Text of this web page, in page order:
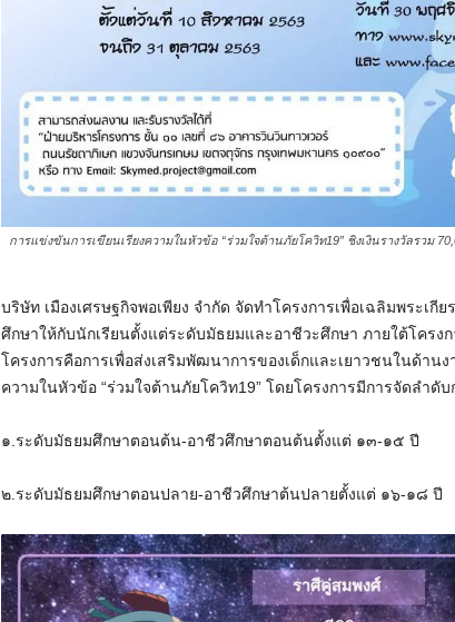
การแข่งขันการเขียนเรียงความในหัวข้อ “ร่วมใจต้านภัยโควิท19” ชิงเงินรางวัลรวม
บริษัท เมืองเศรษฐกิจพอเพียง จำกัด จัดทำโครงการเพื่อเฉลิมพระเ
ศึกษาให้กับนักเรียนตั้งแต่ระดับมัธยมและอาชีวะศึกษา ภายใต้โครง
โครงการคือการเพื่อส่งเสริมพัฒนาการของเด็กและเยาวชนในด้าน
ความในหัวข้อ “ร่วมใจต้านภัยโควิท19” โดยโครงการมีการจัดลำดั
๑.ระดับมัธยมศึกษาตอนต้น-อาชีวศึกษาตอนต้น​​ตั้งแต่ ๑๓-๑๕ ปี​
๒.ระดับมัธยมศึกษาตอนปลาย-อาชีวศึกษาต้นปลาย​​ตั้งแต่ ๑๖-๑๘ ปี​​​